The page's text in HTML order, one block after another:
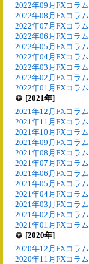
2022年09月FXコラム
2022年08月FXコラム
2022年07月FXコラム
2022年06月FXコラム
2022年05月FXコラム
2022年04月FXコラム
2022年03月FXコラム
2022年02月FXコラム
2022年01月FXコラム
[2021年]
2021年12月FXコラム
2021年11月FXコラム
2021年10月FXコラム
2021年09月FXコラム
2021年08月FXコラム
2021年07月FXコラム
2021年06月FXコラム
2021年05月FXコラム
2021年04月FXコラム
2021年03月FXコラム
2021年02月FXコラム
2021年01月FXコラム
[2020年]
2020年12月FXコラム
2020年11月FXコラム